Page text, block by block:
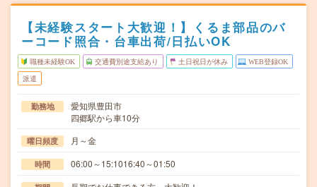
【未経験スタート大歓迎！】くるま部品のバ
ーコード照合・台車出荷/日払いOK
職種未経験OK 交通費別途支給あり 土日祝日が休み WEB登録OK
派遣
勤務地
愛知県豊田市
四郷駅から車10分
曜日頻度 月～金
時間 06:00～15:1016:40～01:50